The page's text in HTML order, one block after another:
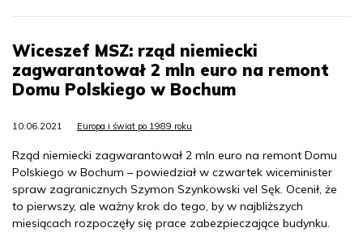
Wiceszef MSZ: rząd niemiecki
zagwarantował 2 mln euro na remont
Domu Polskiego w Bochum
10.06.2021 Europa i świat po 1989 roku
Rząd niemiecki zagwarantował 2 mln euro na remont Domu
Polskiego w Bochum – powiedział w czwartek wiceminister
spraw zagranicznych Szymon Szynkowski vel Sęk. Ocenił, że
to pierwszy, ale ważny krok do tego, by w najbliższych
miesiącach rozpoczęły się prace zabezpieczające budynku.